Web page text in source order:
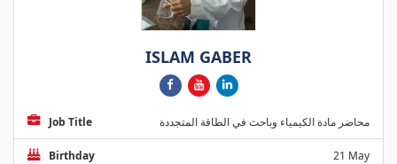
ISLAM GABER
Job Title محاضر مادة الكيمياء وباحث في الطاقة المتجددة
Birthday 21 May